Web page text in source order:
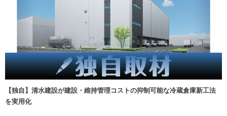
【独自】清水建設が建設・維持管理コストの抑制可能な冷蔵倉庫新工法
を実用化